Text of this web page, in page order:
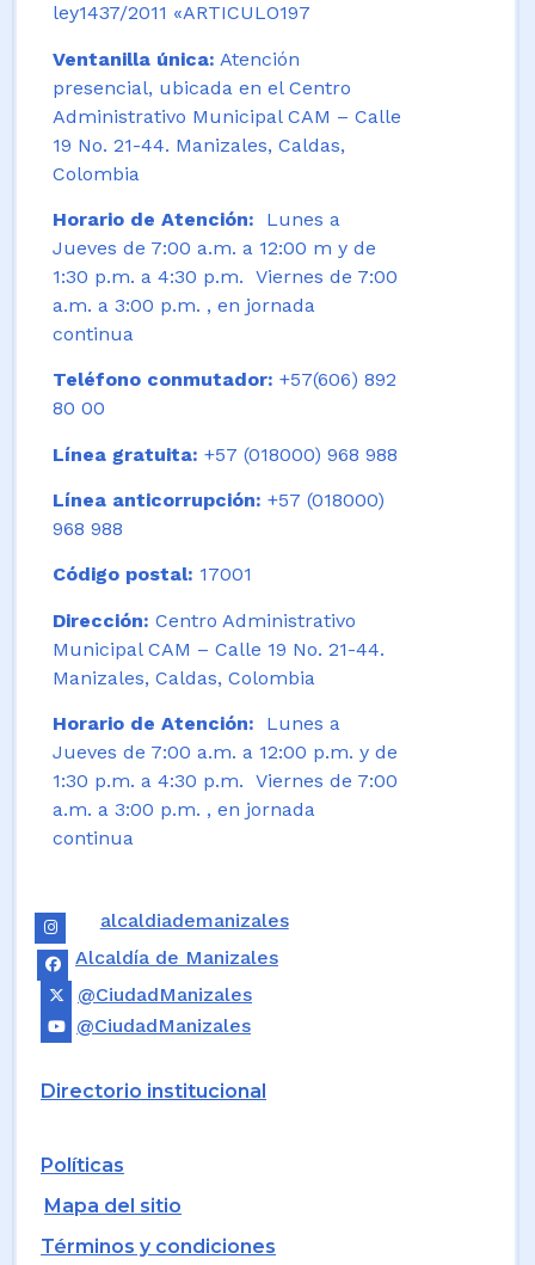
ley1437/2011 «ARTICULO197
Ventanilla única: Atención
presencial, ubicada en el Centro
Administrativo Municipal CAM – Calle
19 No. 21-44. Manizales, Caldas,
Colombia
Horario de Atención:
Lunes a
Jueves de 7:00 a.m. a 12:00 m y de
1:30 p.m. a 4:30 p.m. Viernes de 7:00
a.m. a 3:00 p.m. , en jornada
continua
Teléfono conmutador: +57(606) 892
80 00
Línea gratuita: +57 (018000) 968 988
Línea anticorrupción: +57 (018000)
968 988
Código postal: 17001
Dirección: Centro Administrativo
Municipal CAM – Calle 19 No. 21-44.
Manizales, Caldas, Colombia
Horario de Atención: Lunes a
Jueves de 7:00 a.m. a 12:00 p.m. y de
1:30 p.m. a 4:30 p.m. Viernes de 7:00
a.m. a 3:00 p.m. , en jornada
continua
alcaldiademanizales
Alcaldía de Manizales
@CiudadManizales
@CiudadManizales
Directorio institucional
Políticas
Mapa del sitio
Términos y condiciones